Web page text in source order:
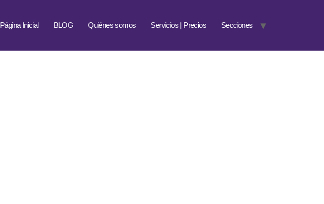
Página Inicial BLOG Quiénes somos Servicios | Precios Secciones